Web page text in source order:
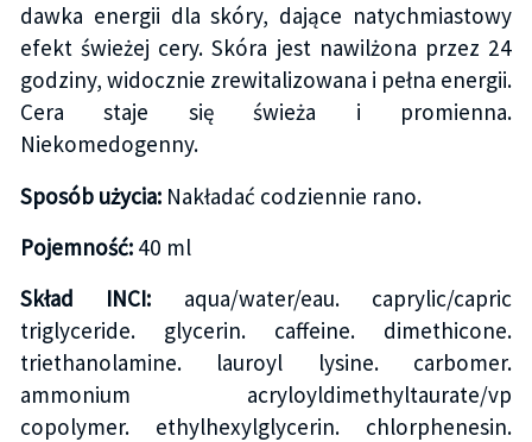
dawka energii dla skóry, dające natychmiastowy
efekt świeżej cery. Skóra jest nawilżona przez 24
godziny, widocznie zrewitalizowana i pełna energii.
Cera staje się świeża i promienna.
Niekomedogenny.
Sposób użycia:Nakładać codziennie rano.
Pojemność:40 ml
Skład INCI: aqua/water/eau. caprylic/capric
triglyceride. glycerin. caffeine. dimethicone.
triethanolamine. lauroyl lysine. carbomer.
ammonium acryloyldimethyltaurate/vp
copolymer. ethylhexylglycerin. chlorphenesin.